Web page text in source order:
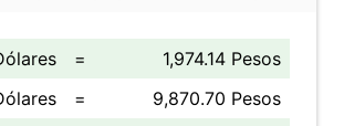
=
1,974.14 Pesos
=
9,870.70 Pesos